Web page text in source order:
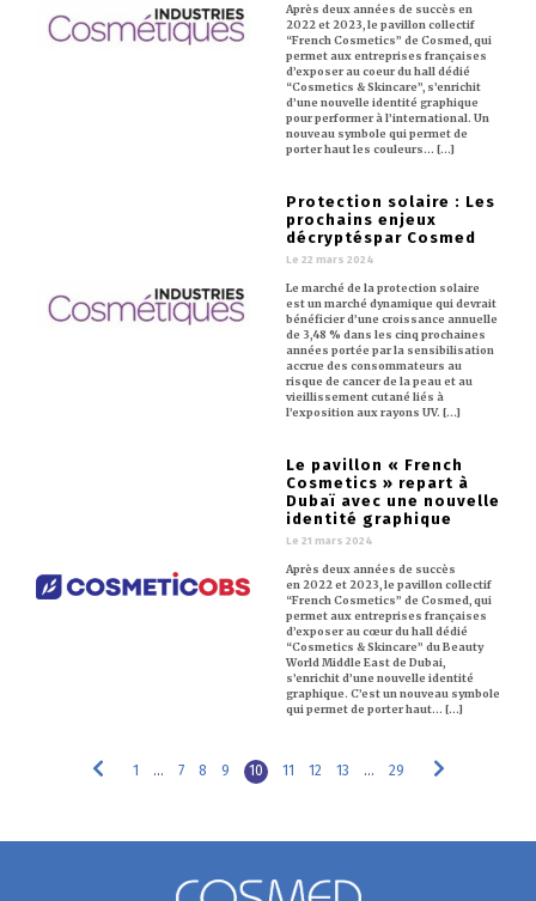
Après deux années de succès en
2022 et 2023, le pavillon collectif
“French Cosmetics” de Cosmed, qui
permet aux entreprises françaises
d’exposer au coeur du hall dédié
“Cosmetics & Skincare”, s’enrichit
d’une nouvelle identité graphique
pour performer à l’international. Un
nouveau symbole qui permet de
porter haut les couleurs… [...]
Protection solaire : Les
prochains enjeux
décryptéspar Cosmed
Le 22 mars 2024
Le marché de la protection solaire
est un marché dynamique qui devrait
bénéficier d’une croissance annuelle
de 3,48 % dans les cinq prochaines
années portée par la sensibilisation
accrue des consommateurs au
risque de cancer de la peau et au
vieillissement cutané liés à
l’exposition aux rayons UV. [...]
Le pavillon « French
Cosmetics » repart à
Dubaï avec une nouvelle
identité graphique
Le 21 mars 2024
Après deux années de succès
en 2022 et 2023, le pavillon collectif
“French Cosmetics” de Cosmed, qui
permet aux entreprises françaises
d’exposer au cœur du hall dédié
“Cosmetics & Skincare” du Beauty
World Middle East de Dubai,
s’enrichit d’une nouvelle identité
graphique. C’est un nouveau symbole
qui permet de porter haut… [...]
1 … 7 8 9 10 11 12 13 … 29